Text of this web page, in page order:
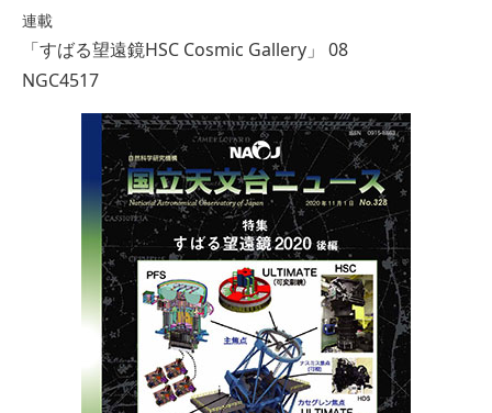
連載
「すばる望遠鏡HSC Cosmic Gallery」 08
NGC4517